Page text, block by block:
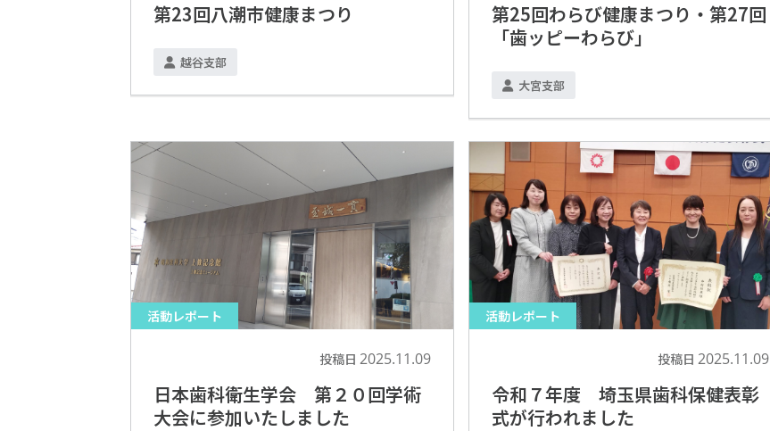
第23回八潮市健康まつり
越谷支部
第25回わらび健康まつり・第27回
「歯ッピーわらび」
大宮支部
活動レポート
投稿日 2025.11.09
日本歯科衛生学会 第２０回学術
大会に参加いたしました
活動レポート
投稿日 2025.11.09
令和７年度 埼玉県歯科保健表彰
式が行われました